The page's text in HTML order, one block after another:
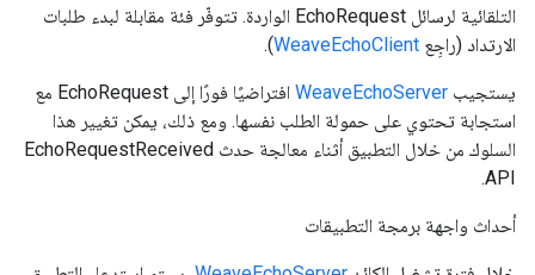
التلقائية لرسائل EchoRequest الواردة. تتوفّر فئة مقابلة لبدء طلبات
الارتداد (راجِع WeaveEchoClient
).
يستجيب WeaveEchoServer
افتراضيًا فورًا إلى EchoRequest مع
استجابة تحتوي على حمولة الطلب نفسها. ومع ذلك، يمكن تغيير هذا
السلوك من خلال التطبيق أثناء معالجة حدث EchoRequestReceived
API.
أحداث واجهة برمجة التطبيقات